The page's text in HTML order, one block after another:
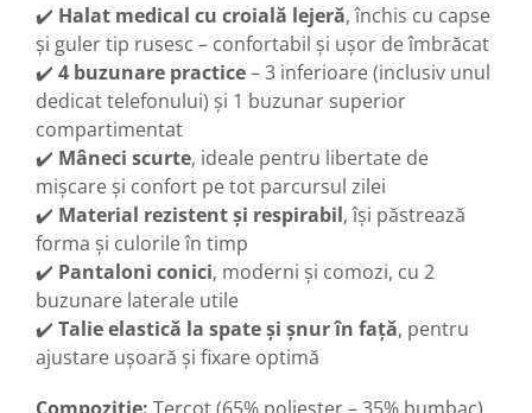
✔️ Halat medical cu croială lejeră, închis cu capse
și guler tip rusesc – confortabil și ușor de îmbrăcat
✔️ 4 buzunare practice– 3 inferioare (inclusiv unul
dedicat telefonului) și 1 buzunar superior
compartimentat
✔️ Mâneci scurte, ideale pentru libertate de
mișcare și confort pe tot parcursul zilei
✔️ Material rezistent și respirabil, își păstrează
forma și culorile în timp
✔️ Pantaloni conici, moderni și comozi, cu 2
buzunare laterale utile
✔️ Talie elastică la spate și șnur în față, pentru
ajustare ușoară și fixare optimă